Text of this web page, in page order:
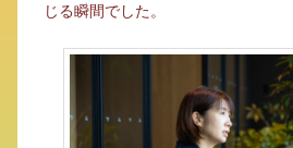
じる瞬間でした。